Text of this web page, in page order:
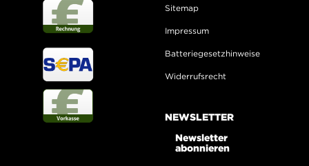
Sitemap
Impressum
Batteriegesetzhinweise
Widerrufsrecht
NEWSLETTER
Newsletter
abonnieren